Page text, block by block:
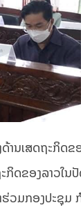
ນເສດຖະກິດຂ
ດຂອງລາວໃນ
ວມກອງປະຊຸມ